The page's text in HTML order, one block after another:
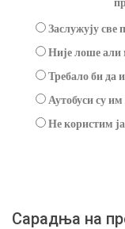
Заслужују све
Није лоше али
Требало би да
Аутобуси су
Не користим
Сарадња на